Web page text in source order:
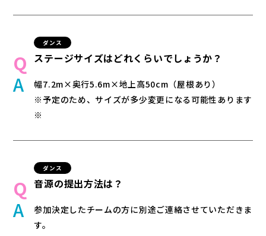
ダンス
ステージサイズはどれくらいでしょうか？
幅7.2m×奥行5.6m×地上高50cm（屋根あり）
※予定のため、サイズが多少変更になる可能性あります
※
ダンス
音源の提出方法は？
参加決定したチームの方に別途ご連絡させていただきま
す。